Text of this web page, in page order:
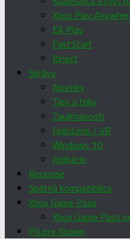
Xbox Play
EA Play
FastStart
Kinect
Správy
Novinky
Tipy a triky
Zaujímavosti
HoloLens / VR
Windows 10
Aplikácie
Recenzie
Spätná kompatibilita
Xbox Game Pass
Xbox Game Pass
Píš pre Xboxer